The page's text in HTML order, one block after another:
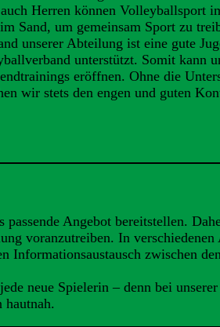
Herren können Volleyballsport
Sand, um gemeinsam Sport zu
unserer Abteilung ist eine gute
unterstützt. Somit kann
eröffnen. Ohne die
wir stets den engen und guten
Angebot bereitstellen.
voranzutreiben. In verschiedenen
Informationsaustausch zwischen
neue Spielerin – denn bei